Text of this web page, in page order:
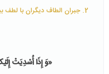
2. جبران الطاف دیگران با لطف بیشتر
«وَ إِذَا أُسْدِيَتْ